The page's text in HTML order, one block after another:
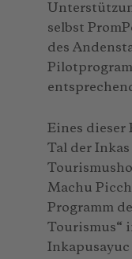
selbst
des
Eines dieser
Tal der
Machu
Programm
Tourismus“